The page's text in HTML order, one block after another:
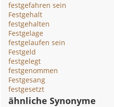
festgefahren sein
Festgehalt
festgehalten
Festgelage
festgelaufen sein
Festgeld
festgelegt
festgenommen
Festgesang
festgesetzt
ähnliche Synonyme